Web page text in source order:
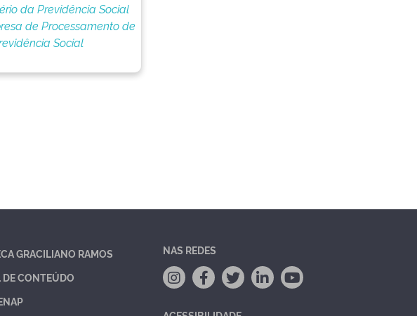
da Previdência Social
de Processamento de
Social
GRACILIANO RAMOS
CONTEÚDO
NAS REDES